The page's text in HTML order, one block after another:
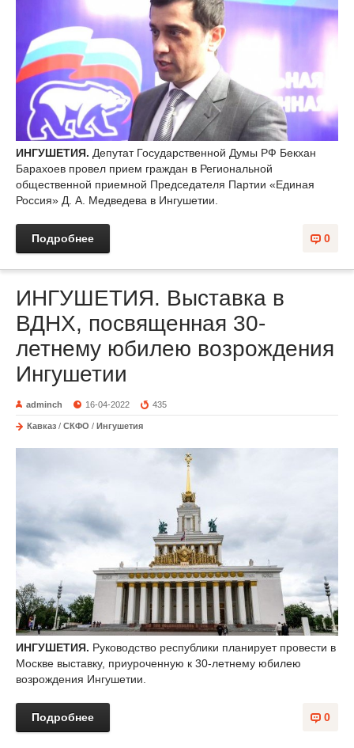
ИНГУШЕТИЯ. Депутат Государственной Думы РФ Бекхан
Барахоев провел прием граждан в Региональной
общественной приемной Председателя Партии «Единая
Россия» Д. А. Медведева в Ингушетии.
0
Подробнее
ИНГУШЕТИЯ. Выставка в
ВДНХ, посвященная 30-
летнему юбилею возрождения
Ингушетии
adminch 16-04-2022 435
Кавказ / СКФО / Ингушетия
ИНГУШЕТИЯ. Руководство республики планирует провести в
Москве выставку, приуроченную к 30-летнему юбилею
возрождения Ингушетии.
0
Подробнее